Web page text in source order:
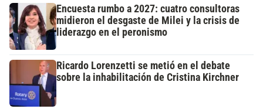
Encuesta rumbo a 2027: cuatro consultoras
midieron el desgaste de Milei y la crisis de
liderazgo en el peronismo
Ricardo Lorenzetti se metió en el debate
sobre la inhabilitación de Cristina Kirchner